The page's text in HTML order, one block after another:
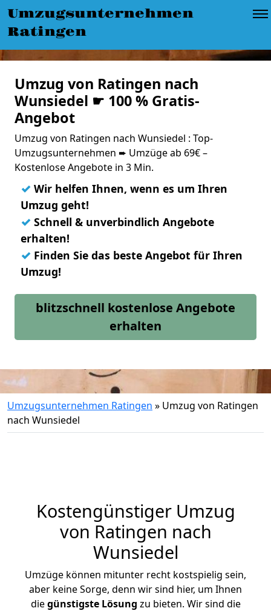
Umzugsunternehmen
Ratingen
Umzug von Ratingen nach
Wunsiedel ☛ 100 % Gratis-
Angebot
Umzug von Ratingen nach Wunsiedel : Top-
Umzugsunternehmen ➨ Umzüge ab 69€ –
Kostenlose Angebote in 3 Min.
✓ Wir helfen Ihnen, wenn es um Ihren
Umzug geht!
✓ Schnell & unverbindlich Angebote
erhalten!
✓ Finden Sie das beste Angebot für Ihren
Umzug!
blitzschnell kostenlose Angebote
erhalten
Umzugsunternehmen Ratingen » Umzug von Ratingen
nach Wunsiedel
Kostengünstiger Umzug
von Ratingen nach
Wunsiedel
Umzüge können mitunter recht kostspielig sein,
aber keine Sorge, denn wir sind hier, um Ihnen
diegünstigste Lösung zu bieten. Wir sind die